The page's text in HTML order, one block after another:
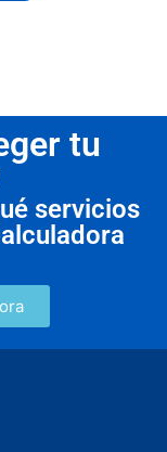
tu
servicios